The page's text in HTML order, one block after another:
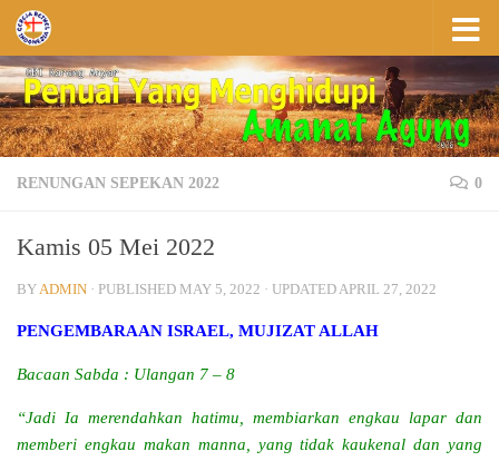
Skip to content
RENUNGAN SEPEKAN 2022 0
Kamis 05 Mei 2022
BYADMIN · PUBLISHED MAY 5, 2022 · UPDATEDAPRIL 27, 2022
PENGEMBARAAN ISRAEL, MUJIZAT ALLAH
Bacaan Sabda : Ulangan 7 – 8
“Jadi Ia merendahkan hatimu, membiarkan engkau lapar dan
memberi engkau makan manna, yang tidak kaukenal dan yang